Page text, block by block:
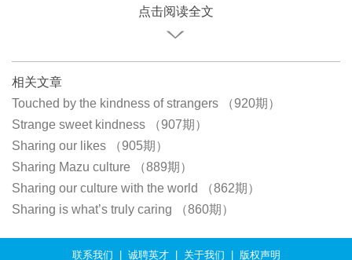
点击阅读全文
相关文章
Touched by the kindness of strangers （920期）
Strange sweet kindness （907期）
Sharing our likes （905期）
Sharing Mazu culture （889期）
Sharing our culture with the world （862期）
Sharing is what’s truly caring （860期）
联系我们 诚聘英才| 关于我们 版权声明